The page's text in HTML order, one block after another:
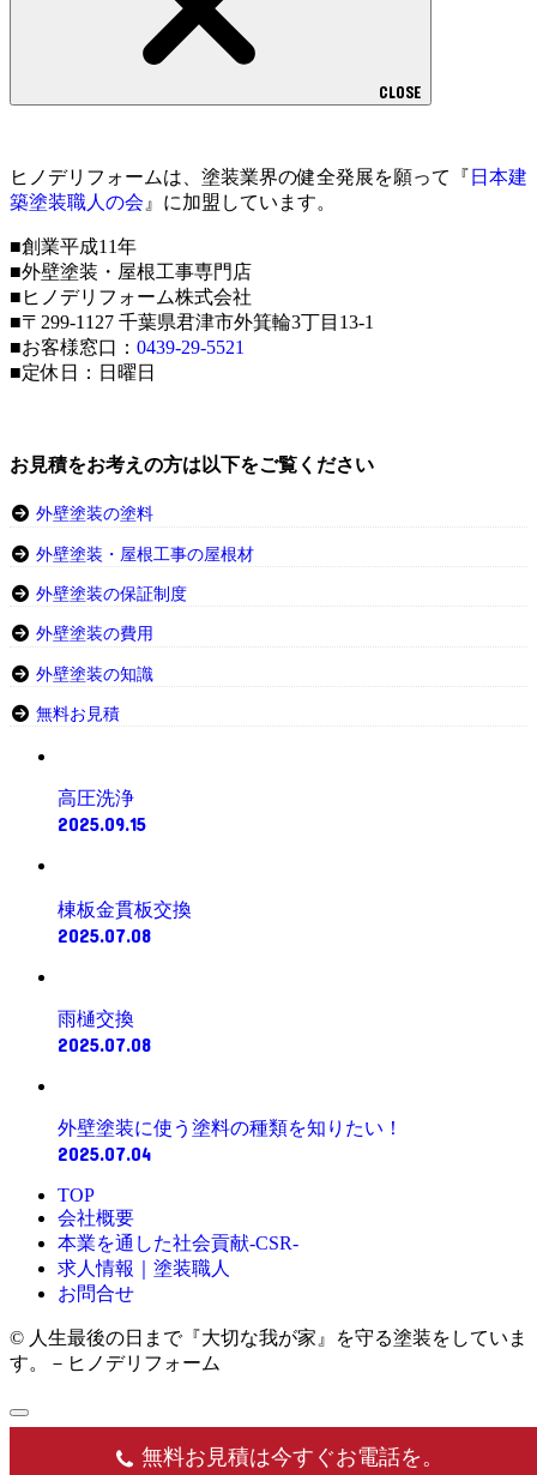
CLOSE
ヒノデリフォームは、塗装業界の健全発展を願って『 日本建
築塗装職人の会 』に加盟しています。
■創業平成11年
■外壁塗装・屋根工事専門店
■ヒノデリフォーム株式会社
■〒299-1127 千葉県君津市外箕輪3丁目13-1
■お客様窓口： 0439-29-5521
■定休日：日曜日
お見積をお考えの方は以下をご覧ください
外壁塗装の塗料
外壁塗装・屋根工事の屋根材
外壁塗装の保証制度
外壁塗装の費用
外壁塗装の知識
無料お見積
高圧洗浄
2025.09.15
棟板金貫板交換
2025.07.08
雨樋交換
2025.07.08
外壁塗装に使う塗料の種類を知りたい！
2025.07.04
TOP
会社概要
本業を通した社会貢献-CSR-
求人情報｜塗装職人
お問合せ
© 人生最後の日まで『大切な我が家』を守る塗装をしていま
す。－ヒノデリフォーム
無料お見積は今すぐお電話を。